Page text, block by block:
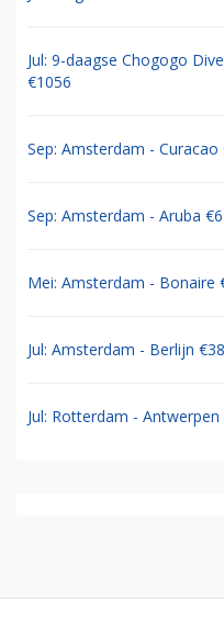
Jul: 9-daagse Chogogo
€1056
Sep: Amsterdam - Curacao
Sep: Amsterdam - Aruba
Mei: Amsterdam - Bonaire
Jul: Amsterdam - Berlijn €38
Jul: Rotterdam - Antwerpen